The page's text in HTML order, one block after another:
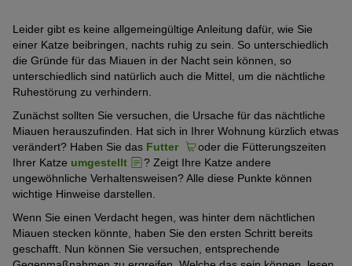
Leider gibt es keine allgemeingültige Anleitung dafür, wie Sie
einer Katze beibringen, nachts ruhig zu sein. So unterschiedlich
die Gründe für das Miauen in der Nacht sein können, so
unterschiedlich sind natürlich auch die Mittel, um die nächtliche
Ruhestörung zu verhindern.
Zunächst sollten Sie versuchen, die Ursache für das nächtliche
Miauen herauszufinden. Hat sich in Ihrer Wohnung kürzlich etwas
verändert? Haben Sie das Futter
oder die Fütterungszeiten
Ihrer Katze umgestellt
? Zeigt Ihre Katze andere
ungewöhnliche Verhaltensweisen? Alle diese Punkte können
wichtige Hinweise darstellen.
Wenn Sie einen Verdacht hegen, was hinter dem nächtlichen
Miauen stecken könnte, haben Sie den ersten Schritt bereits
geschafft. Nun können Sie versuchen, entsprechende